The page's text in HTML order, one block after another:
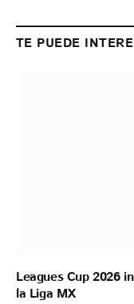
TE PUEDE
Leagues Cup 2026
la Liga MX